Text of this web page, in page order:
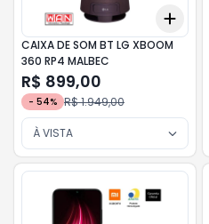
Add
CAIXA DE SOM BT LG XBOOM
360 RP4 MALBEC
R$ 899,00
- 54% R$ 1.949,00
À VISTA